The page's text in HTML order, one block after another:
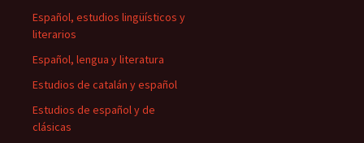
Español, estudios lingüísticos y
literarios
Español, lengua y literatura
Estudios de catalán y español
Estudios de español y de
clásicas